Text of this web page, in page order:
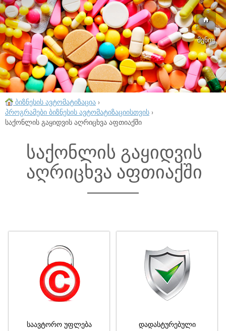
მენიუ
ბიზნესის ავტომატიზაცია ›
პროგრამები ბიზნესის ავტომატიზაციისთვის ›
საქონლის გაყიდვის აღრიცხვა აფთიაქში
საქონლის გაყიდვის
აღრიცხვა აფთიაქში
საავტორო უფლება
დადასტურებული